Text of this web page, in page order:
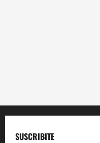
SUSCRIBITE